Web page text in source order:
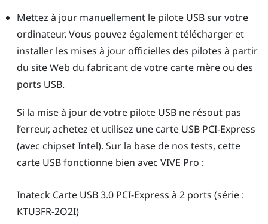
Mettez à jour manuellement le pilote USB sur votre
ordinateur. Vous pouvez également télécharger et
installer les mises à jour officielles des pilotes à partir
du site Web du fabricant de votre carte mère ou des
ports USB.
Si la mise à jour de votre pilote USB ne résout pas
l’erreur, achetez et utilisez une carte USB PCI-Express
(avec chipset Intel). Sur la base de nos tests, cette
carte USB fonctionne bien avec VIVE Pro :
InateckCarte USB 3.0 PCI-Express à 2 ports (série :
KTU3FR-2O2I)